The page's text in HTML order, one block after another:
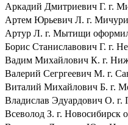
Аркадий Дмитриевич Г. г.
Артем Юрьевич Л. г.
Артур Л. г. Мытищи оформил
Борис Станиславович Г. г.
Вадим Михайлович К. г.
Валерий Сегргеевич М. г.
Виталий Михайлович Б. г.
Владислав Эдуардович О. г.
Всеволод З. г. Новосибирск